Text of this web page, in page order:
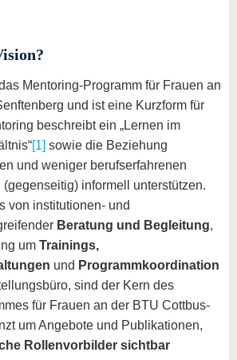
Mentoring-Programm für Frauen an
und ist eine Kurzform für
beschreibt ein „Lernen im
[1] sowie die Beziehung
und weniger berufserfahrenen
informell unterstützen.
von institutionen- und
Beratung und Begleitung,
um Trainings,
und Programmkoordination
sind der Kern des
für Frauen an der BTU Cottbus-
um Angebote und Publikationen,
Rollenvorbilder sichtbar